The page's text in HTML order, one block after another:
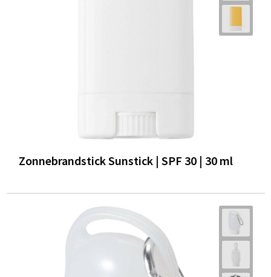
Zonnebrandstick Sunstick | SPF 30 | 30 ml